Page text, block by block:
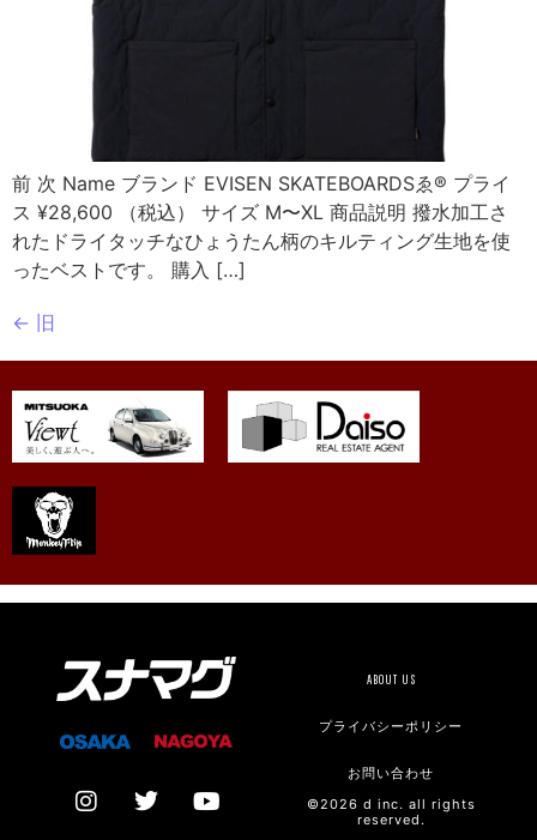
前 次 Name ブランド EVISEN SKATEBOARDSゑ®︎ プライ
ス ¥28,600 （税込） サイズ M〜XL 商品説明 撥水加工さ
れたドライタッチなひょうたん柄のキルティング生地を使
ったベストです。 購入 […]
← 旧
ABOUT US
プライバシーポリシー
お問い合わせ
©2026 d inc. all rights
reserved.